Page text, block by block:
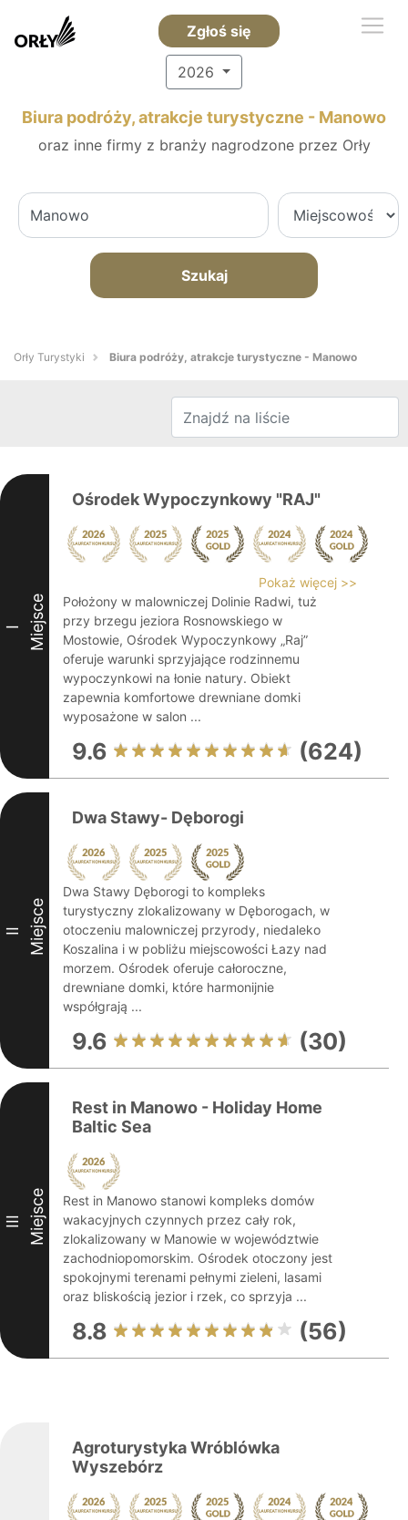
Zgłoś się
2026
Biura podróży, atrakcje turystyczne - Manowo
oraz inne firmy z branży nagrodzone przez Orły
Szukaj
Orły Turystyki Biura podróży, atrakcje turystyczne - Manowo
I Miejsce
Ośrodek Wypoczynkowy "RAJ"
Pokaż więcej >>
Położony w malowniczej Dolinie Radwi, tuż
przy brzegu jeziora Rosnowskiego w
Mostowie, Ośrodek Wypoczynkowy „Raj”
oferuje warunki sprzyjające rodzinnemu
wypoczynkowi na łonie natury. Obiekt
zapewnia komfortowe drewniane domki
wyposażone w salon ...
9.6 (624)
II Miejsce
Dwa Stawy- Dęborogi
Dwa Stawy Dęborogi to kompleks
turystyczny zlokalizowany w Dęborogach, w
otoczeniu malowniczej przyrody, niedaleko
Koszalina i w pobliżu miejscowości Łazy nad
morzem. Ośrodek oferuje całoroczne,
drewniane domki, które harmonijnie
współgrają ...
9.6 (30)
III Miejsce
Rest in Manowo - Holiday Home
Baltic Sea
Rest in Manowo stanowi kompleks domów
wakacyjnych czynnych przez cały rok,
zlokalizowany w Manowie w województwie
zachodniopomorskim. Ośrodek otoczony jest
spokojnymi terenami pełnymi zieleni, lasami
oraz bliskością jezior i rzek, co sprzyja ...
8.8 (56)
Agroturystyka Wróblówka
Wyszebórz